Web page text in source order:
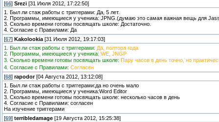
[66] Srezi [31 Июля 2012, 17:22:50]
1. Был ли стаж работы с триггерами: Да, 5 лет.
2. Программы, имеющиеся у ученика: JPNG.(думаю это самая важная вещь для
3. Сколько времени готовы посвящать школе: Достаточно.
4. Согласие с Правилами: Да
[67] Kakolookia [31 Июля 2012, 19:17:03]
1. Был ли стаж работы с триггерами: Да, полтора года
2. Программы, имеющиеся у ученика: WE, JNGP
3. Сколько времени готовы посвящать школе: Пару часов в день точно, но
4. Согласие с Правилами: Согласен
[68] rapodor[04 Августа 2012, 13:12:08]
1. Был ли стаж работы с триггерами:да но очень мало
2. Программы, имеющиеся у ученика:Word Editor
3. Сколько времени готовы посвящать школе: несколько часов в день
4. Согласие с Правилами: согласен
На изучение триггерами
[69] terribledamage [19 Августа 2012, 15:25:38]